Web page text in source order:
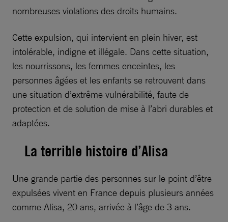
nombreuses violations des droits humains.
Cette expulsion, qui intervient en plein hiver, est
intolérable, indigne et illégale. Dans cette situation,
les nourrissons, les femmes enceintes, les
personnes âgées et les enfants se retrouvent dans
une situation d’extrême vulnérabilité, faute de
protection et de solution de mise à l’abri durables et
adaptées.
La terrible histoire d’Alisa
Une grande partie des personnes sur le point d’être
expulsées vivent en France depuis plusieurs années
comme Alisa, 20 ans, arrivée à l’âge de 3 ans.